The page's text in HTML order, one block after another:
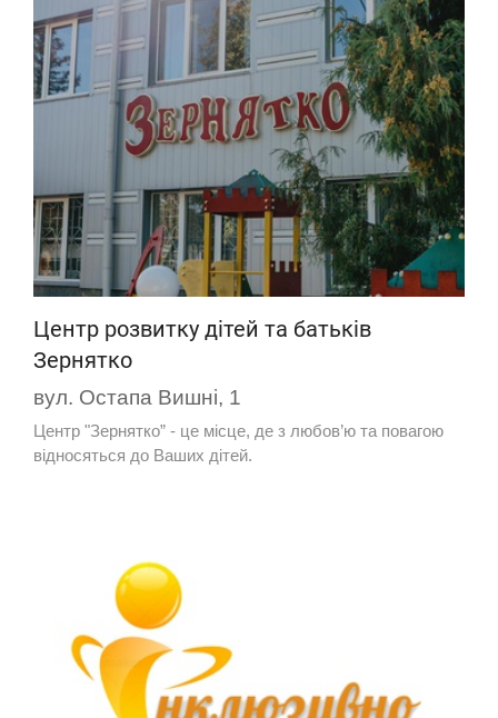
Центр розвитку дітей та батьків
Зернятко
вул. Остапа Вишні, 1
Центр "Зернятко” - це місце, де з любов’ю та повагою
відносяться до Ваших дітей.